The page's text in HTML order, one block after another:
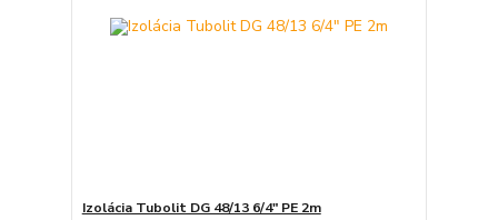
Izolácia Tubolit DG 48/13 6/4" PE 2m